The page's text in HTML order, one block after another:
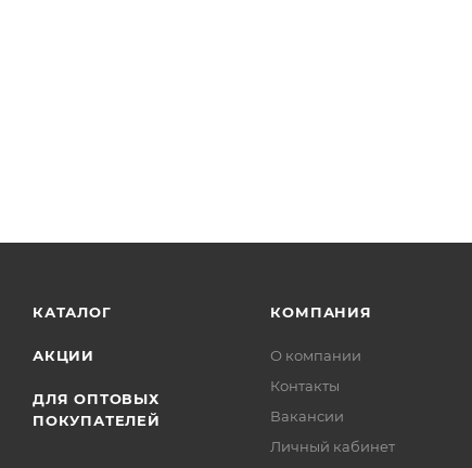
КАТАЛОГ
АКЦИИ
ДЛЯ ОПТОВЫХ
ПОКУПАТЕЛЕЙ
КОМПАНИЯ
О компании
Контакты
Вакансии
Личный кабинет